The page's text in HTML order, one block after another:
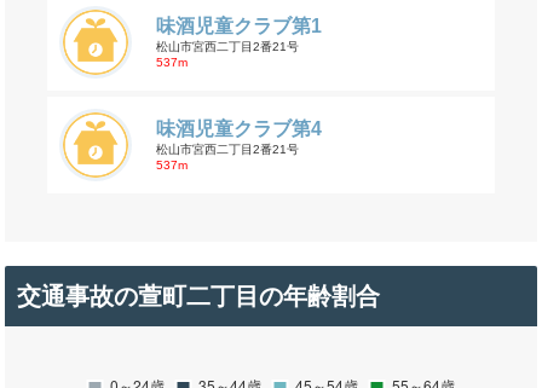
味酒児童クラブ第1
松山市宮西二丁目2番21号
537m
味酒児童クラブ第4
松山市宮西二丁目2番21号
537m
交通事故の萱町二丁目の年齢割合